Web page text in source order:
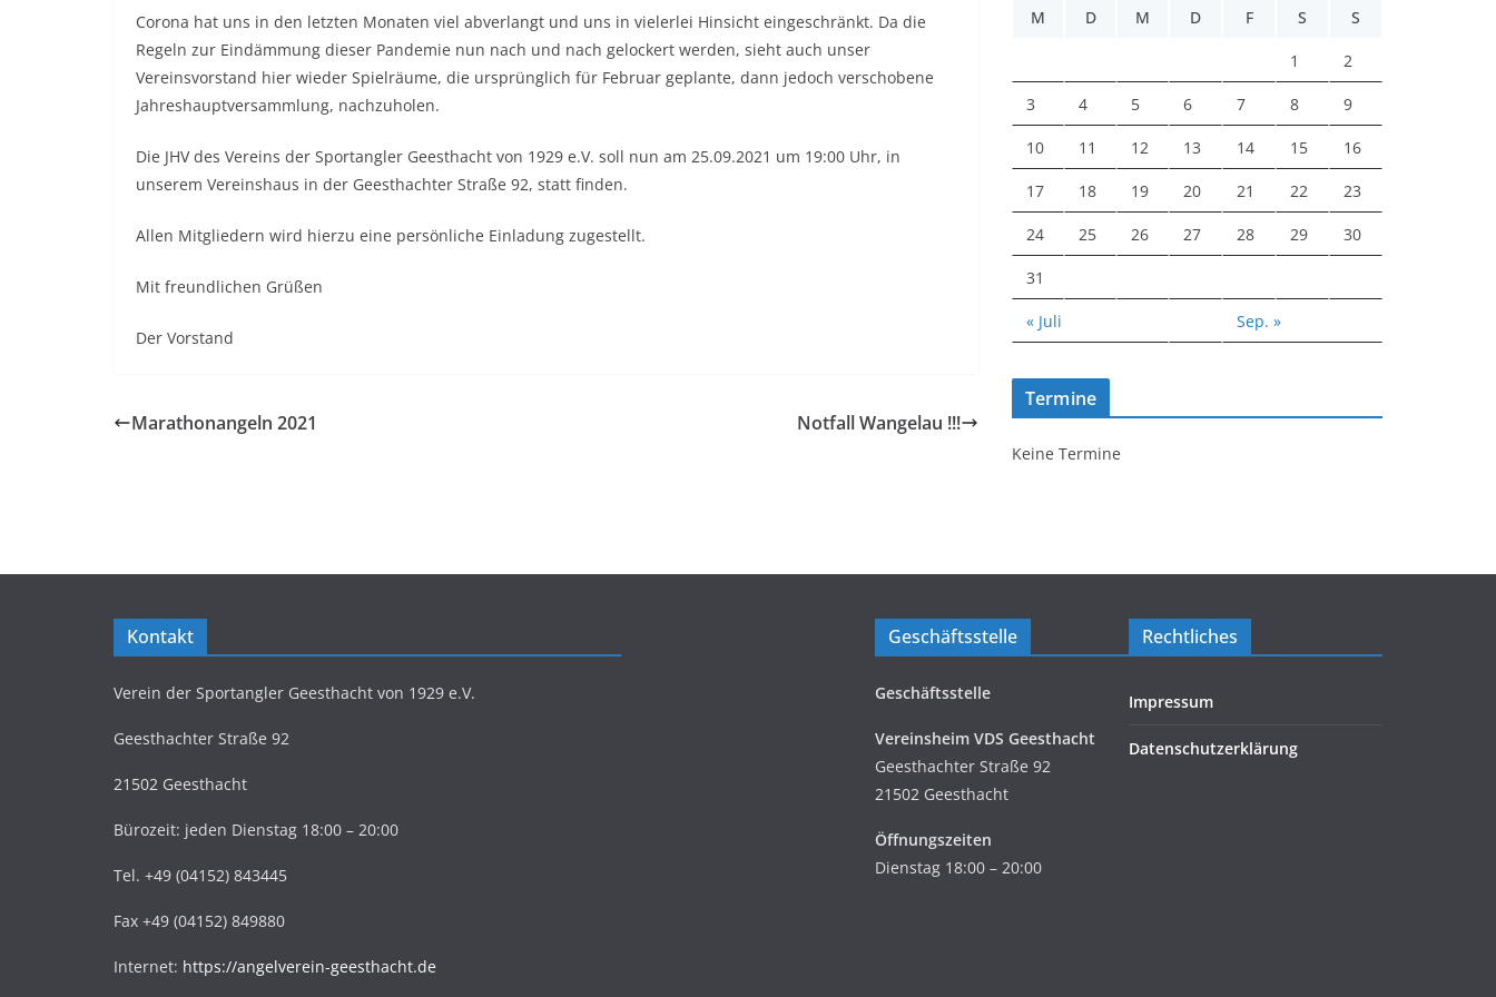
Corona hat uns in den letzten Monaten viel abverlangt und uns in vielerlei Hinsicht eingeschränkt. Da die
Regeln zur Eindämmung dieser Pandemie nun nach und nach gelockert werden, sieht auch unser
Vereinsvorstand hier wieder Spielräume, die ursprünglich für Februar geplante, dann jedoch verschobene
Jahreshauptversammlung, nachzuholen.
Die JHV des Vereins der Sportangler Geesthacht von 1929 e.V. soll nun am 25.09.2021 um 19:00 Uhr, in
unserem Vereinshaus in der Geesthachter Straße 92, statt finden.
Allen Mitgliedern wird hierzu eine persönliche Einladung zugestellt.
Mit freundlichen Grüßen
Der Vorstand
Marathonangeln 2021 Notfall Wangelau !!!
M
D M D F S S
1 2
3 4 5 6 7 8 9
10 11 12 13 14 15 16
17 18 19 20 21 22 23
24 25 26 27 28 29 30
31
« Juli Sep. »
Termine
Keine Termine
Kontakt
Verein der Sportangler Geesthacht von 1929 e.V.
Geesthachter Straße 92
21502 Geesthacht
Bürozeit: jeden Dienstag 18:00 – 20:00
Tel. +49 (04152) 843445
Fax +49 (04152) 849880
Internet: https://angelverein-geesthacht.de
Geschäftsstelle
Geschäftsstelle
Vereinsheim VDS Geesthacht
Geesthachter Straße 92
21502 Geesthacht
Öffnungszeiten
Dienstag 18:00 – 20:00
Rechtliches
Impressum
Datenschutzerklärung